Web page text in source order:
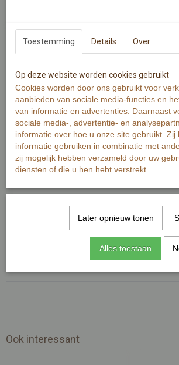
In winkelwagen
Wenskaart is gedrukt op ca. 320 grams
Wenskaart bevat rechte hoeken.
De Illustratie is gemaakt met aquarelverf en
Specificaties
Productcode leverancier MI483
15 x 10 x 0 cm
Ook interessant
Toestemming Details Over
Op deze website worden cookies gebruikt
Cookies worden door ons gebruikt voor
aanbieden van sociale media-functies en
van informatie en advertenties. Daarnaast
sociale media-, advertentie- en
informatie over hoe u onze site gebruikt. Zij
informatie gebruiken in combinatie met
zij mogelijk hebben verzameld door uw
diensten of die u hen hebt verstrekt.
Later opnieuw tonen
Alles toestaan